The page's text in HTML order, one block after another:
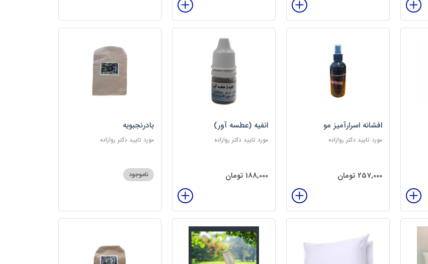
افشانه اسرارآمیز مو
مورد تایید دکتر روازاده
257,000 تومان
انفیه (عطسه آور)
مورد تایید دکتر روازاده
188,000 تومان
بادرنجبویه
مورد تایید دکتر روازاده
ناموجود